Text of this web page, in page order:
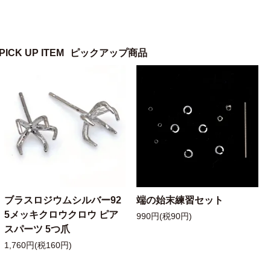
PICK UP ITEM ピックアップ商品
ブラスロジウムシルバー92
5メッキクロウクロウ ピア
スパーツ 5つ爪
1,760円(税160円)
端の始末練習セット
990円(税90円)